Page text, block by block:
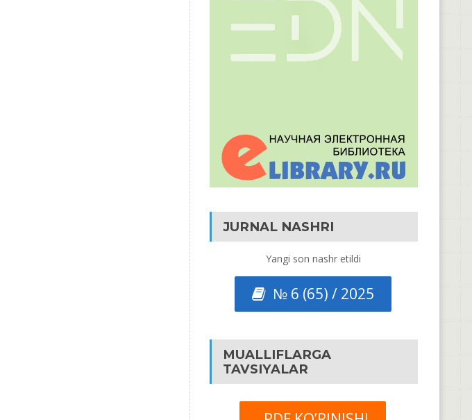
JURNAL NASHRI
Yangi son nashr etildi
№ 6 (65) / 2025
MUALLIFLARGA
TAVSIYALAR